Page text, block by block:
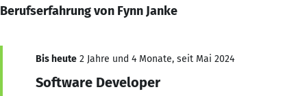
Berufserfahrung von Fynn Janke
Bis heute 2 Jahre und 4 Monate, seit Mai 2024
Software Developer